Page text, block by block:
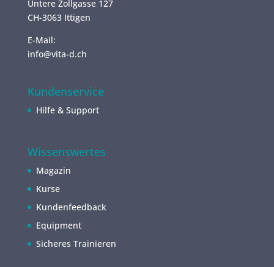
Untere Zollgasse 127
CH-3063 Ittigen
E-Mail:
info@vita-d.ch
Kundenservice
Hilfe & Support
Wissenswertes
Magazin
Kurse
Kundenfeedback
Equipment
Sicheres Trainieren